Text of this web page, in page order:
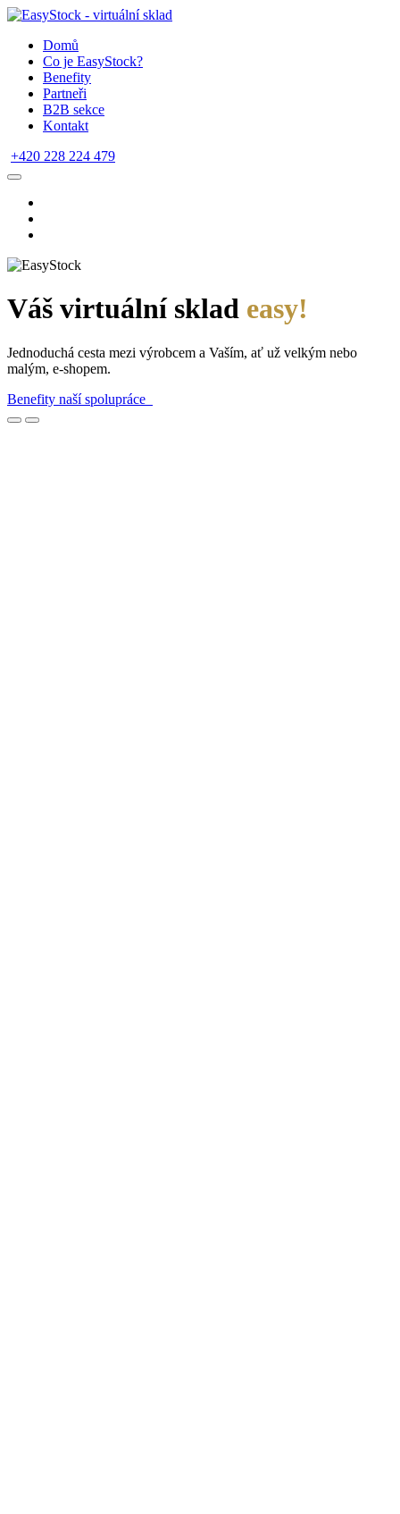
Domů
Co je EasyStock?
Benefity
Partneři
B2B sekce
Kontakt
+420 228 224 479
Váš virtuální sklad easy!
Jednoduchá cesta mezi výrobcem a Vaším, ať už velkým nebo
malým, e-shopem.
Benefity naší spolupráce